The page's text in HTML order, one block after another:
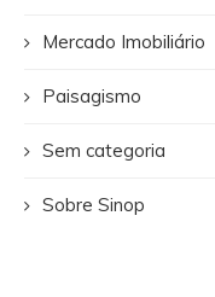
Mercado Imobiliário
Paisagismo
Sem categoria
Sobre Sinop